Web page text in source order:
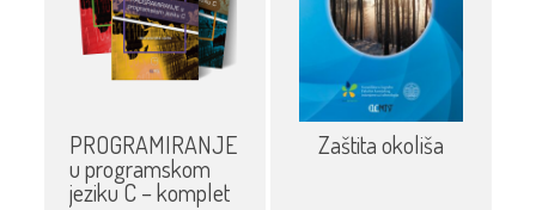
PROGRAMIRANJE
u programskom
jeziku C – komplet
Zaštita okoliša